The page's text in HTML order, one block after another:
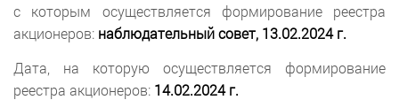
с которым осуществляется формирование реестра
акционеров: наблюдательный совет, 13.02.2024 г.
Дата, на которую осуществляется формирование
реестра акционеров: 14.02.2024 г.